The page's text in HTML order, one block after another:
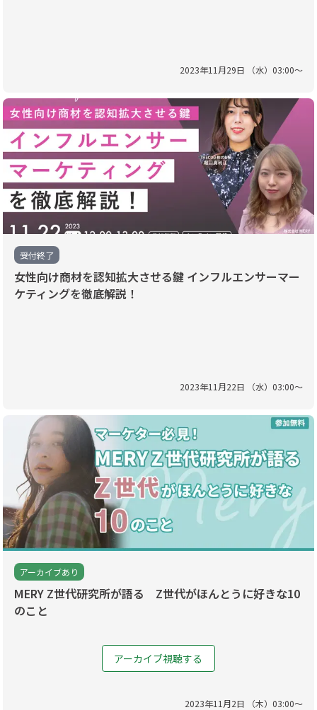
2023年11 月29日 （水） 03:00〜
受付終了
女性向け商材を認知拡大させる鍵 インフルエンサーマー
ケティングを徹底解説！
2023年11 月22日 （水） 03:00〜
アーカイブあり
MERY Z世代研究所が語る Z世代がほんとうに好きな10
のこと
アーカイブ視聴する
2023年11 月2日 （木） 03:00〜